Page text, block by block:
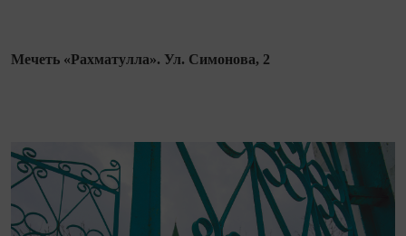
Мечеть «Рахматулла». Ул. Симонова, 2